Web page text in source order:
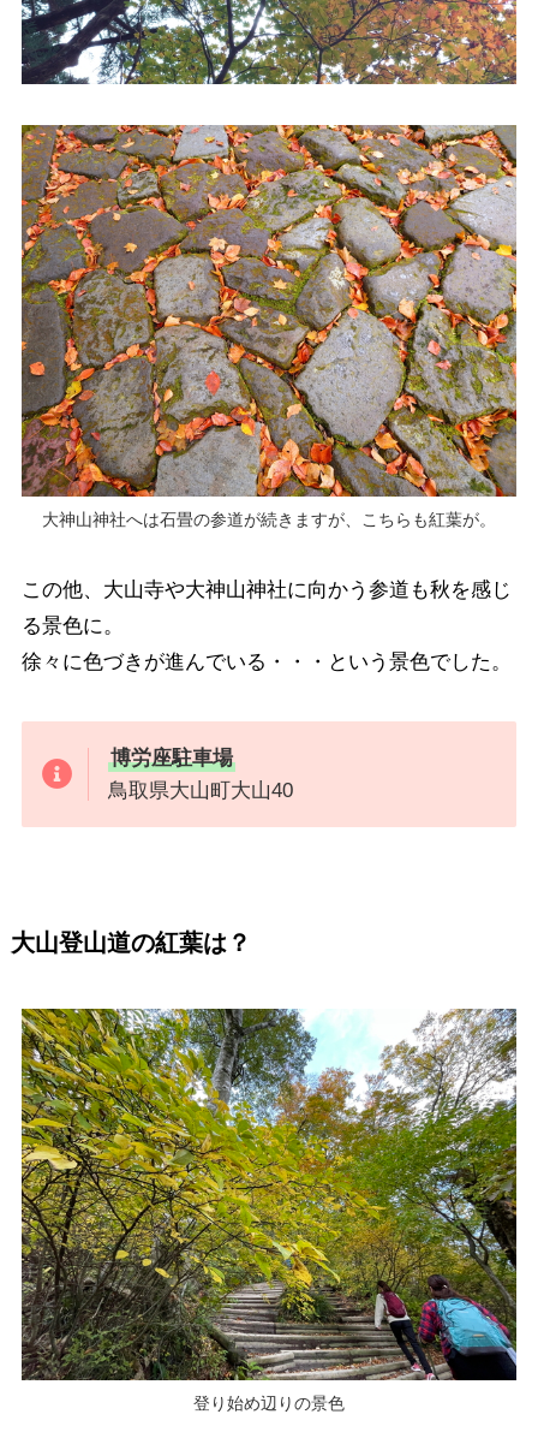
大神山神社へは石畳の参道が続きますが、こちらも紅葉が。
この他、大山寺や大神山神社に向かう参道も秋を感じ
る景色に。
徐々に色づきが進んでいる・・・という景色でした。
博労座駐車場
鳥取県大山町大山40
大山登山道の紅葉は？
登り始め辺りの景色